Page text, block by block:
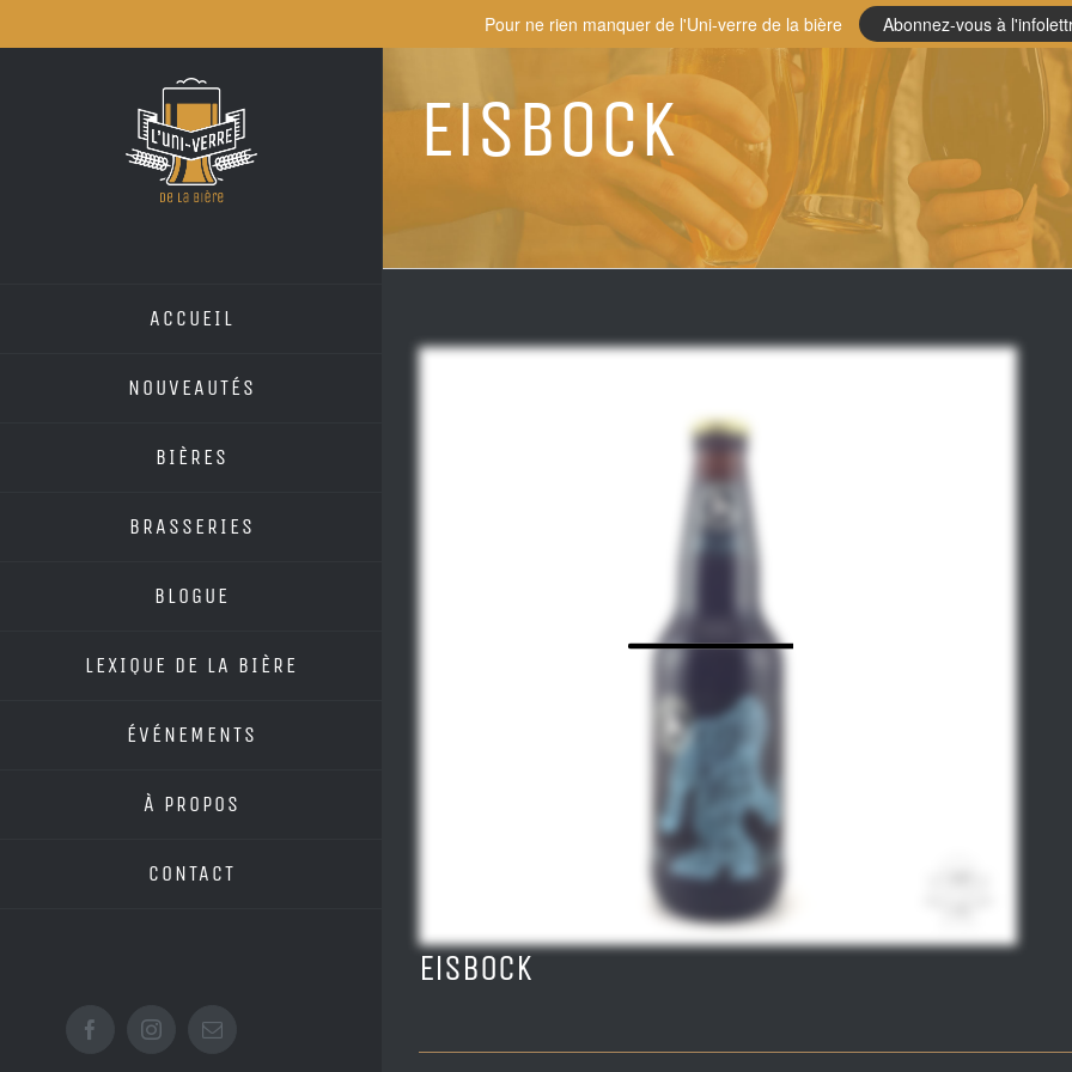
to
ACCUEIL
NOUVEAUTÉS
BIÈRES
BRASSERIES
BLOGUE
LEXIQUE DE LA BIÈRE
ÉVÉNEMENTS
À PROPOS
CONTACT
FacebookInstagramEmail
Eisbock
Eisbock
Pour ne rien manquer de l'Uni-verre de la bière Abonnez-vous à